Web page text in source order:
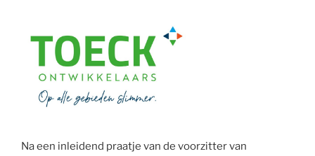
Na een inleidend praatje van de voorzitter van